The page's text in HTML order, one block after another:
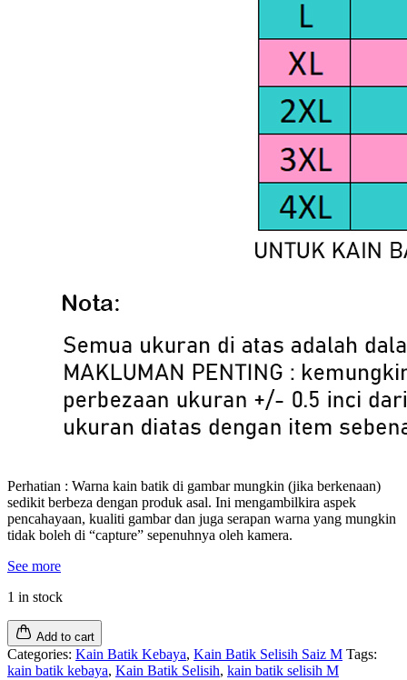
Perhatian : Warna kain batik di gambar mungkin (jika berkenaan)
sedikit berbeza dengan produk asal. Ini mengambilkira aspek
pencahayaan, kualiti gambar dan juga serapan warna yang mungkin
tidak boleh di “capture” sepenuhnya oleh kamera.
See more
1 in stock
Add to cart
Categories: Kain Batik Kebaya, Kain Batik Selisih Saiz M Tags:
kain batik kebaya, Kain Batik Selisih, kain batik selisih M